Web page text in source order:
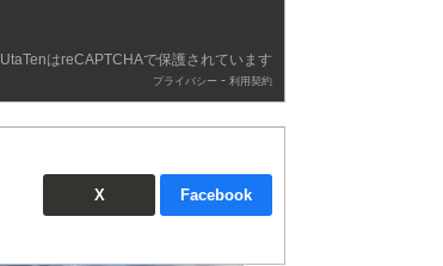
UtaTenはreCAPTCHAで保護されています
プライバシー - 利用契約
X Facebook